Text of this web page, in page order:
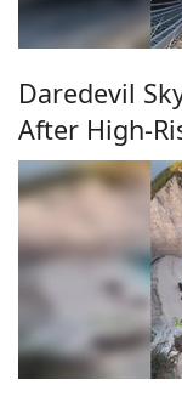
Daredevil
After High-